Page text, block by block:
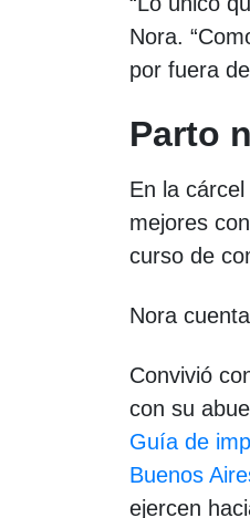
Nora.
por fuera
Parto
En la
mejores
curso de
Nora
Convivió
con su
Guía de
Buenos
ejercen